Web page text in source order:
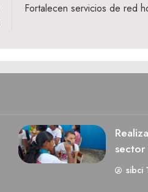
Fortalecen servicios de red
sibci